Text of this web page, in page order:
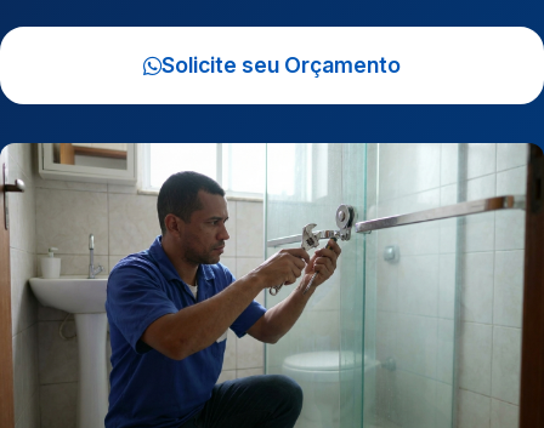
Solicite seu Orçamento